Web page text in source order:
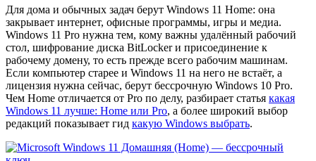
Для дома и обычных задач берут Windows 11 Home: она
закрывает интернет, офисные программы, игры и медиа.
Windows 11 Pro нужна тем, кому важны удалённый рабочий
стол, шифрование диска BitLocker и присоединение к
рабочему домену, то есть прежде всего рабочим машинам.
Если компьютер старее и Windows 11 на него не встаёт, а
лицензия нужна сейчас, берут бессрочную Windows 10 Pro.
Чем Home отличается от Pro по делу, разбирает статья какая
Windows 11 лучше: Home или Pro, а более широкий выбор
редакций показывает гид какую Windows выбрать.